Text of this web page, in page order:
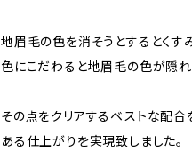
地眉毛の色を消そうとするとくす
色にこだわると地眉毛の色が隠れ
その点をクリアするベストな配
ある仕上がりを実現致しました。